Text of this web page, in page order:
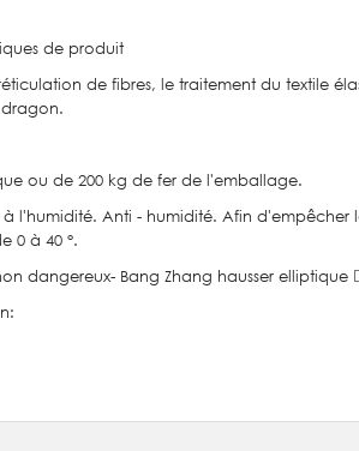
de produit
de fibres, le traitement du textile
dragon.
ou de 200 kg de fer de l'emballage.
l'humidité. Anti - humidité. Afin d'empêcher
0 à 40 °.
dangereux- Bang Zhang hausser elliptique